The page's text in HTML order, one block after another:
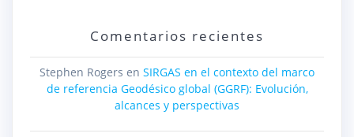
Comentarios recientes
Stephen Rogers en SIRGAS en el contexto del marco
de referencia Geodésico global (GGRF): Evolución,
alcances y perspectivas